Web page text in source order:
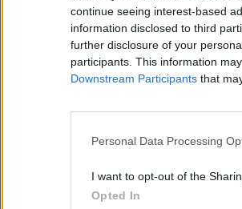
continue seeing interest-based
information disclosed to third
further disclosure of your
participants. This information
Downstream Participants that
Personal Data Processing
I want to opt-out of the
Opted In